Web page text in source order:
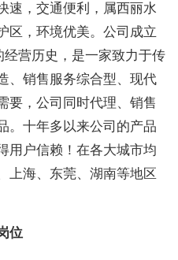
速，交通便利，属西丽水
区，环境优美。公司成立
营历史，是一家致力于传
、销售服务综合型、现代
要，公司同时代理、销售
。十年多以来公司的产品
用户信赖！在各大城市均
上海、东莞、湖南等地区
位